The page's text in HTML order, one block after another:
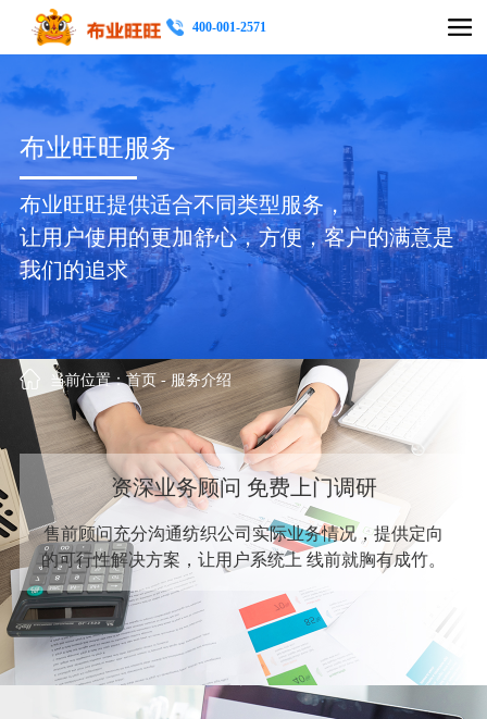
400-001-2571
布业旺旺服务
布业旺旺提供适合不同类型服务，
让用户使用的更加舒心，方便，客户的满意是
我们的追求
当前位置：首页-服务介绍
资深业务顾问 免费上门调研
售前顾问充分沟通纺织公司实际业务情况，提供定向
的可行性解决方案，让用户系统上 线前就胸有成竹。